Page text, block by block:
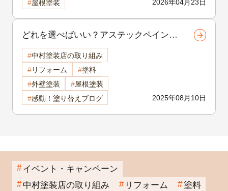
2026年04月23日
屋根塗装
どれを選べばいい？アステックペイント
のプラチナシリーズ比較解説【諏訪市・
岡谷市・茅野市の外壁塗装】
2025年08月10日
中村塗装店の取り組み
リフォーム
塗料
外壁塗装
屋根塗装
感動！塗り替えブログ
イベント・キャンペーン
中村塗装店の取り組み
リフォーム
塗料